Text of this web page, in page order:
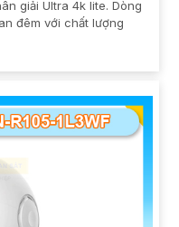
giải Ultra 4k lite. Dòng
đêm với chất lượng